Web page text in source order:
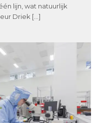
lijn, wat natuurlijk
Driek […]